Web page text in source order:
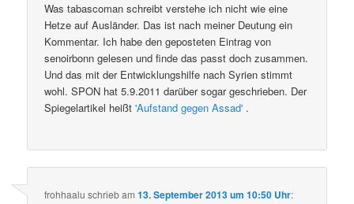
Was tabascoman schreibt verstehe ich nicht wie eine
Hetze auf Ausländer. Das ist nach meiner Deutung ein
Kommentar. Ich habe den geposteten Eintrag von
senoirbonn gelesen und finde das passt doch zusammen.
Und das mit der Entwicklungshilfe nach Syrien stimmt
wohl. SPON hat 5.9.2011 darüber sogar geschrieben. Der
Spiegelartikel heißt'Aufstand gegen Assad' .
frohhaalu schriebam13. September 2013 um 10:50 Uhr: